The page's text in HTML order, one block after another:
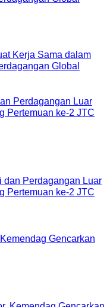
Perdagangan Luar
Pertemuan ke-2 JTC
Gencarkan